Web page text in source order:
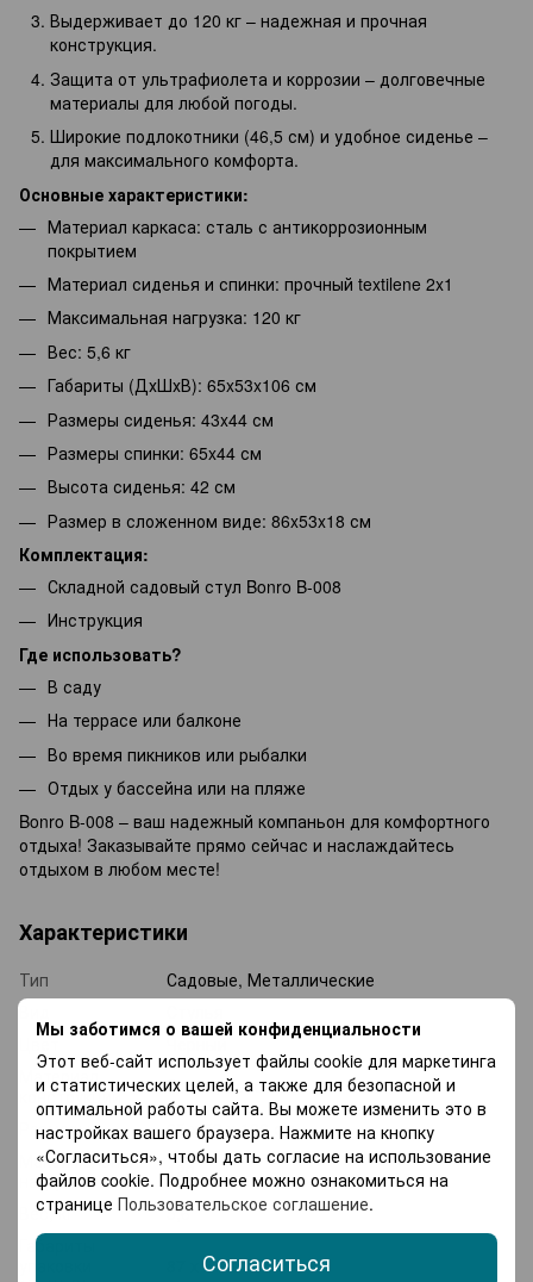
Мы заботимся о вашей конфиденциальности
Этот веб-сайт использует файлы cookie для маркетинга
и статистических целей, а также для безопасной и
оптимальной работы сайта. Вы можете изменить это в
настройках вашего браузера. Нажмите на кнопку
«Согласиться», чтобы дать согласие на использование
файлов cookie. Подробнее можно ознакомиться на
странице Пользовательское соглашение.
Согласиться
Выдерживает до 120 кг – надежная и прочная
конструкция.
Защита от ультрафиолета и коррозии – долговечные
материалы для любой погоды.
Широкие подлокотники (46,5 см) и удобное сиденье –
для максимального комфорта.
Основные характеристики:
Материал каркаса: сталь с антикоррозионным
покрытием
Материал сиденья и спинки: прочный textilene 2x1
Максимальная нагрузка: 120 кг
Вес: 5,6 кг
Габариты (ДхШхВ): 65x53x106 см
Размеры сиденья: 43x44 см
Размеры спинки: 65x44 см
Высота сиденья: 42 см
Размер в сложенном виде: 86x53x18 см
Комплектация:
Складной садовый стул Bonro B-008
Инструкция
Где использовать?
В саду
На террасе или балконе
Во время пикников или рыбалки
Отдых у бассейна или на пляже
Bonro B-008 – ваш надежный компаньон для комфортного
отдыха! Заказывайте прямо сейчас и наслаждайтесь
отдыхом в любом месте!
Характеристики
Тип
Садовые, Металлические
Материал
конструкции
Сталь, Текстиль
Размеры
65 х 53 х 106 см
Максимальная
нагрузка, кг
120
Вес, кг
5,6
Габариты
87 x 57 x 14 см